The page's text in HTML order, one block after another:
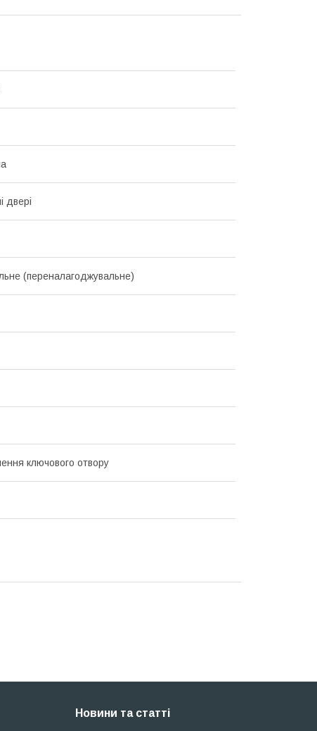
двері
(переналагоджувальне)
ключового отвору
Новини та статті